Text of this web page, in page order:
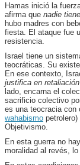
Hamas inició la
afirma que nadie
hubo madres con
fiesta. El ataque fue
resistencia.
Israel tiene un
teocráticas. Su
En ese contexto,
justifica en retaliación
lado, encarna el
sacrificio colectivo
es una teocracia con
wahabismo
Objetivismo.
En esta guerra no hay
moralidad al revés,